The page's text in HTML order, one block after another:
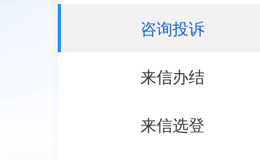
咨询投诉
来信办结
来信选登